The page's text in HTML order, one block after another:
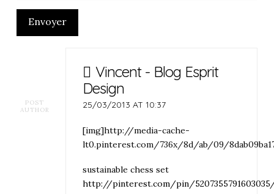
Envoyer
POST
AUTHOR
Vincent - Blog Esprit
Design
25/03/2013 AT 10:37
[img]http://media-cache-
lt0.pinterest.com/736x/8d/ab/09/
sustainable chess set
http://pinterest.com/pin/